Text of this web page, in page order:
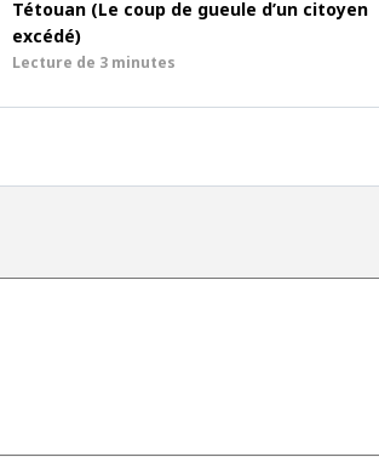
Tétouan (Le coup de gueule d’un citoyen
excédé)
Lecture de 3 minutes